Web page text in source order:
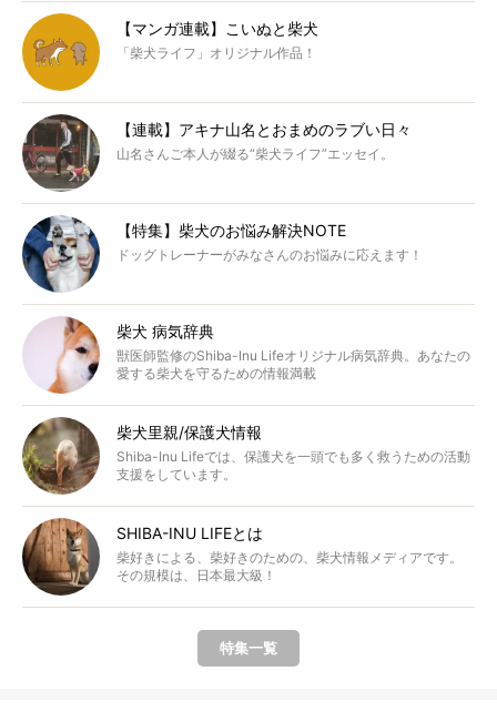
【マンガ連載】こいぬと柴犬
「柴犬ライフ」オリジナル作品！
【連載】アキナ山名とおまめのラブい日々
山名さんご本人が綴る“柴犬ライフ”エッセイ。
【特集】柴犬のお悩み解決NOTE
ドッグトレーナーがみなさんのお悩みに応えます！
柴犬 病気辞典
獣医師監修のShiba-Inu Lifeオリジナル病気辞典。あなたの
愛する柴犬を守るための情報満載
柴犬里親/保護犬情報
Shiba-Inu Lifeでは、保護犬を一頭でも多く救うための活動
支援をしています。
SHIBA-INU LIFEとは
柴好きによる、柴好きのための、柴犬情報メディアです。
その規模は、日本最大級！
特集一覧